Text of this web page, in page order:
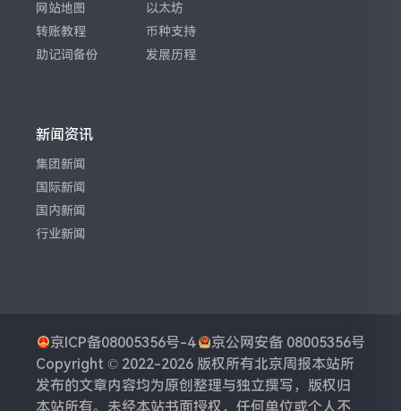
网站地图
转账教程
助记词备份
以太坊
币种支持
发展历程
新闻资讯
集团新闻
国际新闻
国内新闻
行业新闻
京ICP备08005356号-4
京公网安备 08005356号
Copyright © 2022-2026 版权所有北京周报本站所
发布的文章内容均为原创整理与独立撰写，版权归
本站所有。未经本站书面授权，任何单位或个人不